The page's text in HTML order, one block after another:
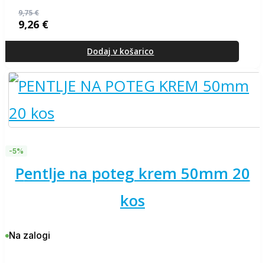
9,75€
cena
9,75 €.
9,26 €
cena
Dodaj v košarico
-5%
pentlje na poteg krem 50mm 20
kos
Na zalogi